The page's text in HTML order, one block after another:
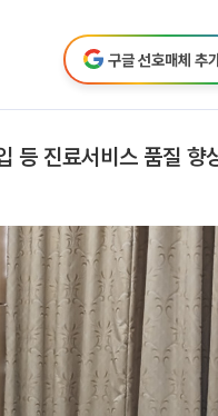
구글 선호매체 추
등 진료서비스 품질 향